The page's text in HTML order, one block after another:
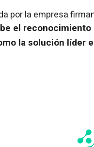
por la empresa
el
la solución líder